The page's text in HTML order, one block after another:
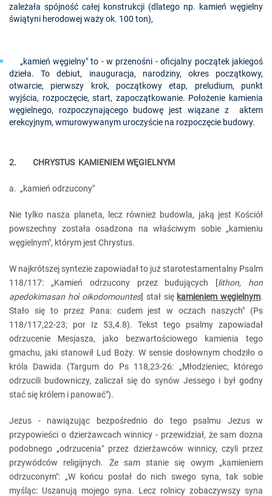
zależała spójność całej konstrukcji (dlatego np. kamień węgielny
świątyni herodowej waży ok. 100 ton),
„kamień węgielny" to - w przenośni - oficjalny początek jakiegoś
dzieła. To debiut, inauguracja, narodziny, okres początkowy,
otwarcie, pierwszy krok, początkowy etap, preludium, punkt
wyjścia, rozpoczęcie, start, zapoczątkowanie. Położenie kamienia
węgielnego, rozpoczynającego budowę jest wiązane z aktem
erekcyjnym, wmurowywanym uroczyście na rozpoczęcie budowy.
2. CHRYSTUS KAMIENIEM WĘGIELNYM
a. „kamień odrzucony"
Nie tylko nasza planeta, lecz również budowla, jaką jest Kościół
powszechny została osadzona na właściwym sobie „kamieniu
węgielnym", którym jest Chrystus.
W najkrótszej syntezie zapowiadał to już starotestamentalny Psalm
118/117: „Kamień odrzucony przez budujących [lithon, hon
apedokimasan hοἱ oikodomountes] stał się kamieniem węgielnym.
Stało się to przez Pana: cudem jest w oczach naszych" (Ps
118/117,22-23; por Iz 53,4.8). Tekst tego psalmy zapowiadał
odrzucenie Mesjasza, jako bezwartościowego kamienia tego
gmachu, jaki stanowił Lud Boży. W sensie dosłownym chodziło o
króla Dawida (Targum do Ps 118,23-26: „Młodzieniec, którego
odrzucili budowniczy, zaliczał się do synów Jessego i był godny
stać się królem i panować").
Jezus - nawiązując bezpośrednio do tego psalmu Jezus w
przypowieści o dzierżawcach winnicy - przewidział, że sam dozna
podobnego „odrzucenia" przez dzierżawców winnicy, czyli przez
przywódców religijnych. Że sam stanie się owym „kamieniem
odrzuconym": „W końcu posłał do nich swego syna, tak sobie
myśląc: Uszanują mojego syna. Lecz rolnicy zobaczywszy syna